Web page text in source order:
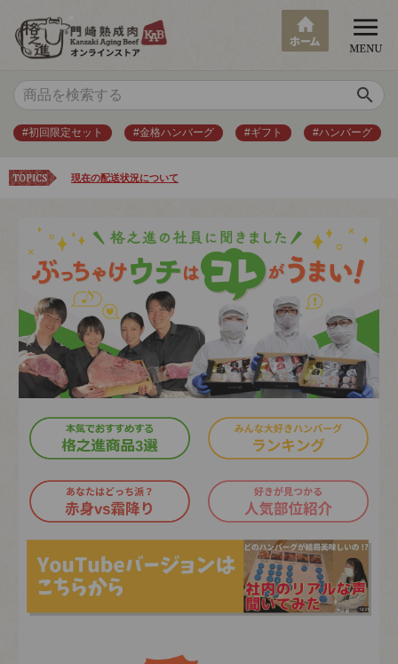
search
#初回限定セット #金格ハンバーグ #ギフト #ハンバーグ
現在の配送状況について